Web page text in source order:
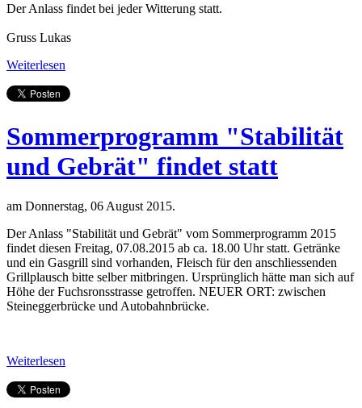
Der Anlass findet bei jeder Witterung statt.
Gruss Lukas
Weiterlesen
Sommerprogramm "Stabilität
und Gebrät" findet statt
am Donnerstag, 06 August 2015.
Der Anlass "Stabilität und Gebrät" vom Sommerprogramm 2015
findet diesen Freitag, 07.08.2015 ab ca. 18.00 Uhr statt. Getränke
und ein Gasgrill sind vorhanden, Fleisch für den anschliessenden
Grillplausch bitte selber mitbringen. Ursprünglich hätte man sich auf
Höhe der Fuchsronsstrasse getroffen. NEUER ORT: zwischen
Steineggerbrücke und Autobahnbrücke.
Weiterlesen